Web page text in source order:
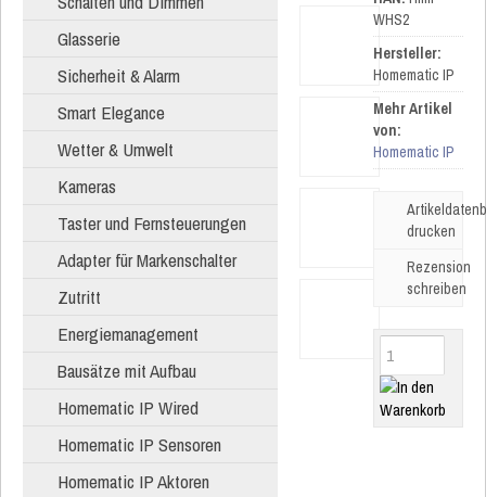
Glasserie
Sicherheit & Alarm
Smart Elegance
Wetter & Umwelt
Kameras
Taster und Fernsteuerungen
Adapter für Markenschalter
Zutritt
Energiemanagement
Bausätze mit Aufbau
Homematic IP Wired
Homematic IP Sensoren
Homematic IP Aktoren
WHS2
Hersteller:
Homematic IP
Mehr Artikel
von:
Homematic IP
drucken
Rezension
schreiben